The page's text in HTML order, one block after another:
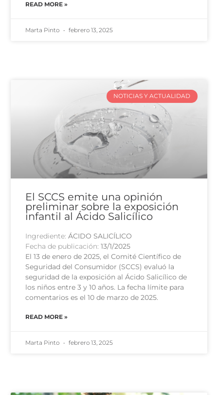
READ MORE »
Marta Pinto febrero 13, 2025
NOTICIAS Y ACTUALIDAD
El SCCS emite una opinión
preliminar sobre la exposición
infantil al Ácido Salicílico
Ingrediente:ÁCIDO SALICÍLICO
Fecha de publicación:13/1/2025
El 13 de enero de 2025, el Comité Científico de
Seguridad del Consumidor (SCCS) evaluó la
seguridad de la exposición al Ácido Salicílico de
los niños entre 3 y 10 años. La fecha límite para
comentarios es el 10 de marzo de 2025.
READ MORE »
Marta Pinto febrero 13, 2025